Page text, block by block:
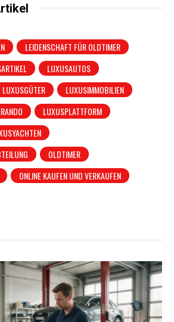
LEIDENSCHAFT FÜR OLDTIMER
LUXUSAUTOS
LUXUSGÜTER
LUXUSIMMOBILIEN
LUXUSPLATTFORM
OLDTIMER
ONLINE KAUFEN UND VERKAUFEN